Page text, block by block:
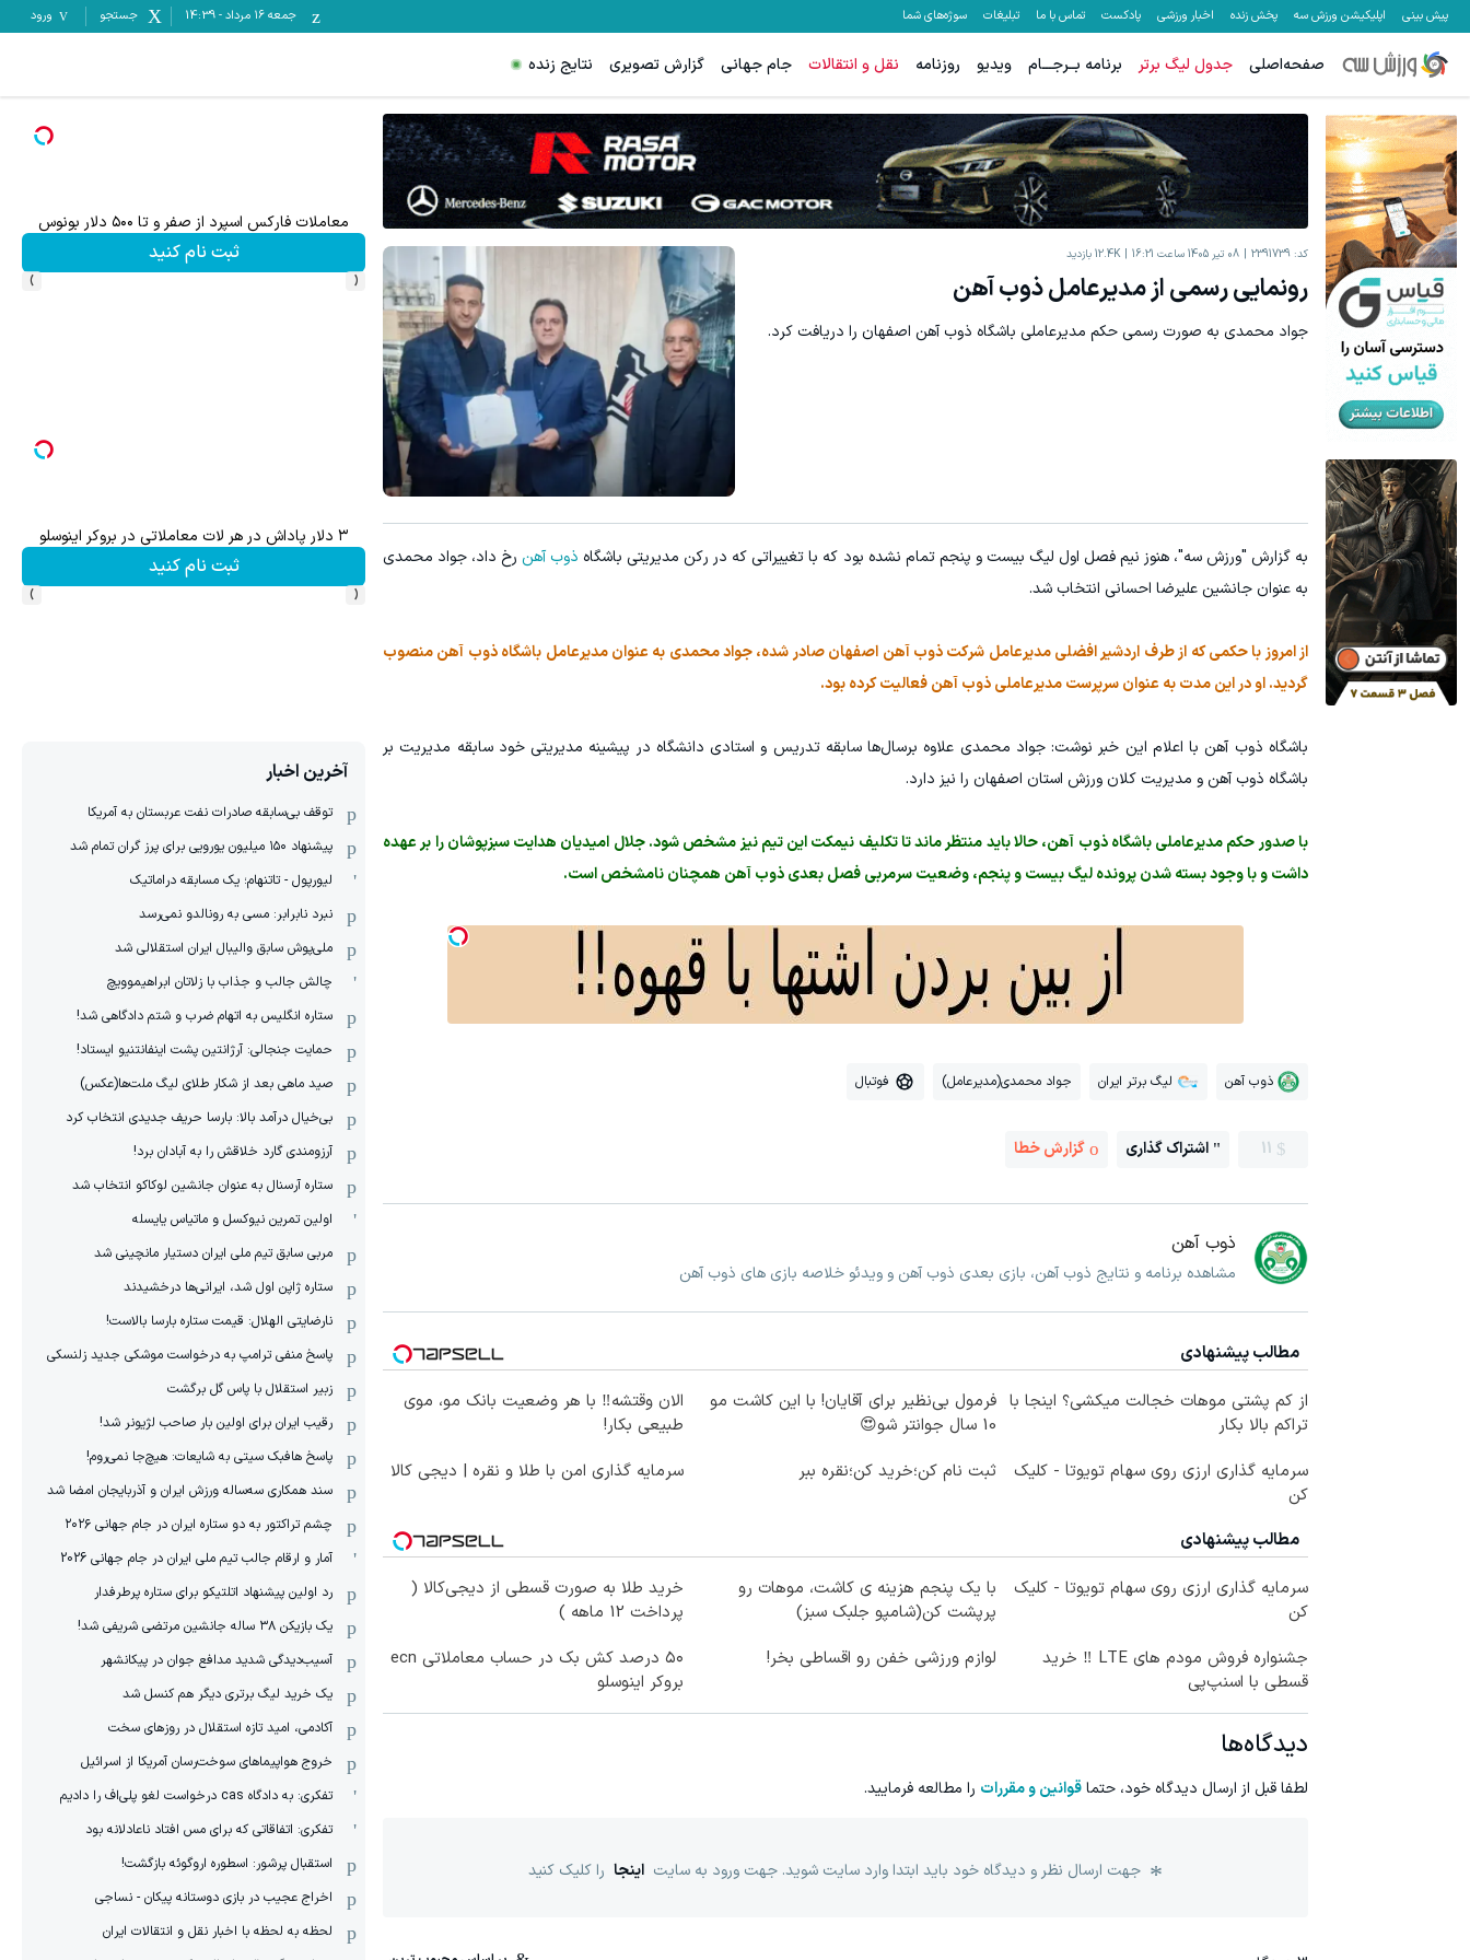
پیش بینی اپلیکیشن ورزش سه پخش زنده اخبار ورزشی پادکست تماس با ما تبلیغات سوژه‌های شما جمعه ۱۶ مرداد -
14:39 جستجو ورود
صفحه‌اصلی جدول لیگ برتر برنامه بــرجـــام ویدیو روزنامه نقل و انتقالات جام جهانی گزارش تصویری نتایج زنده
کد: 2391739 08 تیر 1405 ساعت 16:21 12.4K بازدید
رونمایی رسمی از مدیرعامل ذوب آهن
جواد محمدی به صورت رسمی حکم مدیرعاملی باشگاه ذوب آهن اصفهان را دریافت کرد.
به گزارش "ورزش سه"، هنوز نیم فصل اول لیگ بیست و پنجم تمام نشده بود که با تغییراتی که در رکن مدیریتی باشگاه ذوب آهن رخ داد، جواد محمدی
به عنوان جانشین علیرضا احسانی انتخاب شد.
از امروز با حکمی که از طرف اردشير افضلی مدیرعامل شرکت ذوب آهن اصفهان صادر شده، جواد محمدی به عنوان مدیرعامل باشگاه ذوب آهن منصوب
گردید. او در این مدت به عنوان سرپرست مدیرعاملی ذوب آهن فعالیت کرده بود.
باشگاه ذوب آهن با اعلام این خبر نوشت: جواد محمدی علاوه برسال‌ها سابقه تدریس و استادی دانشگاه در پیشینه مدیریتی خود سابقه مدیریت بر
باشگاه ذوب آهن و مدیریت کلان ورزش استان اصفهان را نیز دارد.
با صدور حکم مدیرعاملی باشگاه ذوب آهن، حالا باید منتظر ماند تا تکلیف نیمکت این تیم نیز مشخص شود. جلال امیدیان هدایت سبزپوشان را بر عهده
داشت و با وجود بسته شدن پرونده لیگ بیست و پنجم، وضعیت سرمربی فصل بعدی ذوب آهن همچنان نامشخص است.
ذوب آهن لیگ برتر ایران جواد محمدی(مدیرعامل) فوتبال
11 اشتراک گذاری گزارش خطا
ذوب آهن
مشاهده برنامه و نتایج ذوب آهن، بازی بعدی ذوب آهن و ویدئو خلاصه بازی های ذوب آهن
مطالب پیشنهادی
از کم پشتی موهات خجالت میکشی؟ اینجا با
تراکم بالا بکار
فرمول بی‌نظیر برای آقایان! با این کاشت مو
10 سال جوانتر شو😍
الان وقتشه‼️ با هر وضعیت بانک مو، موی
طبیعی بکار!
سرمایه گذاری ارزی روی سهام تویوتا - کلیک
کن
ثبت نام کن؛خرید کن؛نقره ببر سرمایه گذاری امن با طلا و نقره | دیجی کالا
مطالب پیشنهادی
سرمایه گذاری ارزی روی سهام تویوتا - کلیک
کن
با یک پنجم هزینه ی کاشت، موهات رو
پرپشت کن(شامپو جلبک سبز)
خرید طلا به صورت قسطی از دیجی‌کالا (
پرداخت 12 ماهه )
جشنواره فروش مودم های LTE ‼️ خرید
قسطی با اسنپ‌پی
لوازم ورزشی خفن رو اقساطی بخر!
۵۰ درصد کش بک در حساب معاملاتی ecn
بروکر اینوسلو
دیدگاه‌ها
لطفا قبل از ارسال دیدگاه خود، حتماقوانین و مقررات را مطالعه فرمایید.
جهت ارسال نظر و دیدگاه خود باید ابتدا وارد سایت شوید. جهت ورود به سایت اینجا را کلیک کنید
معاملات فارکس اسپرد از صفر و تا ۵۰۰ دلار بونوس
ثبت نام کنید
‹
›
۳ دلار پاداش در هر لات معاملاتی در بروکر اینوسلو
ثبت نام کنید
‹
›
آخرین اخبار
توقف بی‌سابقه صادرات نفت عربستان به آمریکا
پیشنهاد ۱۵۰ میلیون یورویی برای پرز گران تمام شد
لیورپول - تاتنهام؛ یک مسابقه دراماتیک
نبرد نابرابر: مسی به رونالدو نمی‌رسد
ملی‌پوش سابق والیبال ایران استقلالی شد
چالش جالب و جذاب با زلاتان ابراهیموویچ
ستاره انگلیس به اتهام ضرب و شتم دادگاهی شد!
حمایت جنجالی: آرژانتین پشت اینفانتنیو ایستاد!
صید ماهی بعد از شکار طلای لیگ ملت‌ها(عکس)
بی‌خیال درآمد بالا: بارسا حریف جدیدی انتخاب کرد
آرزومندی گارد خلاقش را به آبادان برد!
ستاره آرسنال به عنوان جانشین لوکاکو انتخاب شد
اولین تمرین نیوکسل و ماتیاس یایسله
مربی سابق تیم ملی ایران دستیار مانچینی شد
ستاره ژاپن اول شد، ایرانی‌ها درخشیدند
نارضایتی الهلال: قیمت ستاره بارسا بالاست!
پاسخ منفی ترامپ به درخواست موشکی جدید زلنسکی
زبیر استقلال با پاس گل برگشت
رقیب ایران برای اولین بار صاحب لژیونر شد!
پاسخ هافبک سیتی به شایعات: هیچ‌جا نمی‌روم!
سند همکاری سه‌ساله‌ ‌ورزش ایران و آذربایجان امضا شد
چشم تراکتور به دو ستاره ایران در جام جهانی ۲۰۲۶
آمار و ارقام جالب تیم ملی ایران در جام جهانی 2026
رد اولین پیشنهاد اتلتیکو برای ستاره پرطرفدار
یک بازیکن ۳۸ ساله جانشین مرتضی شریفی شد!
آسیب‌دیدگی شدید مدافع جوان در پیکانشهر
یک خرید لیگ برتری دیگر هم کنسل شد
آکادمی، امید تازه استقلال در روزهای سخت
خروج هواپیماهای سوخت‌رسان آمریکا از اسرائیل
تفکری: به دادگاه cas درخواست لغو پلی‌اف را دادیم
تفکری: اتفاقاتی که برای مس افتاد ناعادلانه بود
استقبال پرشور: اسطوره اروگوئه بازگشت!
اخراج عجیب در بازی دوستانه پیکان - نساجی
لحظه به لحظه با اخبار نقل و انتقالات ایران